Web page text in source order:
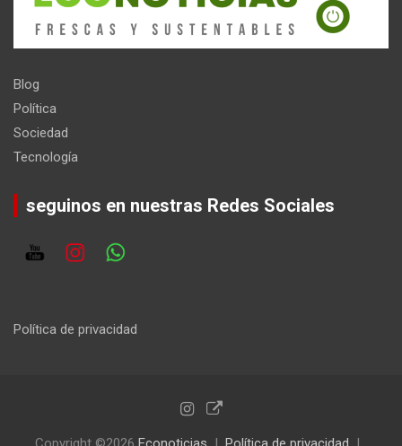
Blog
Política
Sociedad
Tecnología
seguinos en nuestras Redes Sociales
Política de privacidad